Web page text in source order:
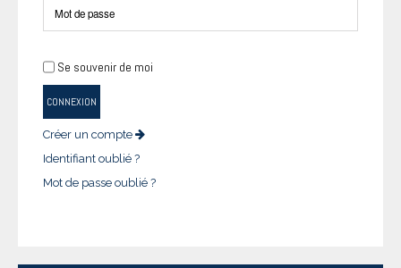
Se souvenir de moi
CONNEXION
Créer un compte
Identifiant oublié ?
Mot de passe oublié ?